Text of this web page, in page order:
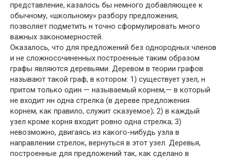
представление, казалось бы немного добавляющее к
обычному, «школьному» разбору предложения,
позволяет подметить н точно сформулировать много
важных закономерностей.
Оказалось, что для предложений без однородных членов
и не сложносочиненных построенные таким образом
графы являются деревьями. Деревом в теории графов
называют такой граф, в котором: 1) существует узел, н
притом только один — называемый корнем,— в который
не входит нн одна стрелка (в дереве предложения
корнем, как правило, служит сказуемое); 2) в каждый
узел кроме корня входит ровно одна стрелка; 3)
невозможно, двигаясь из какого-нибудь узла в
направлении стрелок, вернуться в этот узел. Деревья,
построенные для предложений так, как сделано в